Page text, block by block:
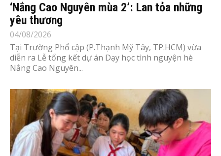
‘Nắng Cao Nguyên mùa 2’: Lan tỏa những
yêu thương
04/08/2026
Tại Trường Phổ cập (P.Thạnh Mỹ Tây, TP.HCM) vừa
diễn ra Lễ tổng kết dự án Dạy học tình nguyện hè
Nắng Cao Nguyên...